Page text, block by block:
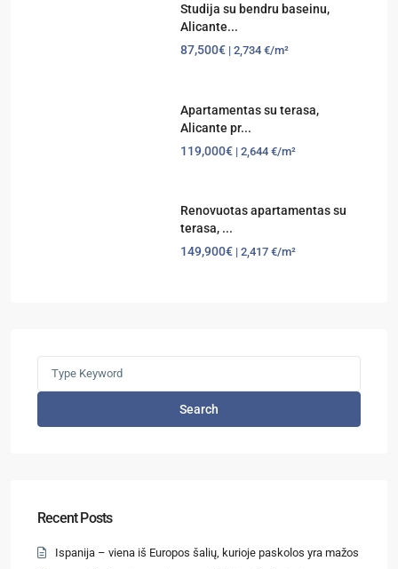
Studija su bendru baseinu,
Alicante...
87,500€ | 2,734 €/m²
Apartamentas su terasa,
Alicante pr...
119,000€ | 2,644 €/m²
Renovuotas apartamentas su
terasa, ...
149,900€ | 2,417 €/m²
Search
Recent Posts
Ispanija – viena iš Europos šalių, kurioje paskolos yra mažos